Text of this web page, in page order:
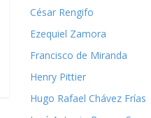
César Rengifo
Ezequiel Zamora
Francisco de Miranda
Henry Pittier
Hugo Rafael Chávez Frías